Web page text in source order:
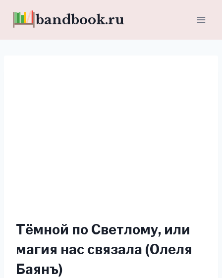
bandbook.ru
Тёмной по Светлому, или
магия нас связала (Олеля
Баянъ)